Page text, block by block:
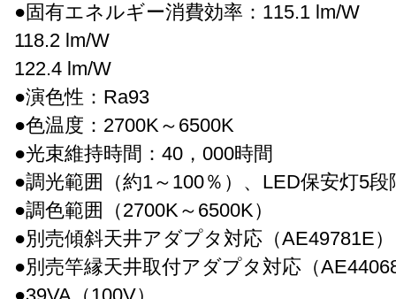
●固有エネルギー消費効率：115.1 lm/W
118.2 lm/W
122.4 lm/W
●演色性：Ra93
●色温度：2700K～6500K
●光束維持時間：40，000時間
●調光範囲（約1～100％）、LED保安灯5段
●調色範囲（2700K～6500K）
●別売傾斜天井アダプタ対応（AE49781E）
●別売竿縁天井取付アダプタ対応（